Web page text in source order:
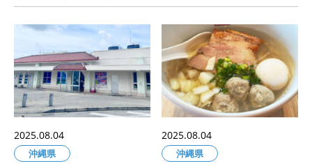
n
2025.08.04
沖縄県
2025.08.04
沖縄県